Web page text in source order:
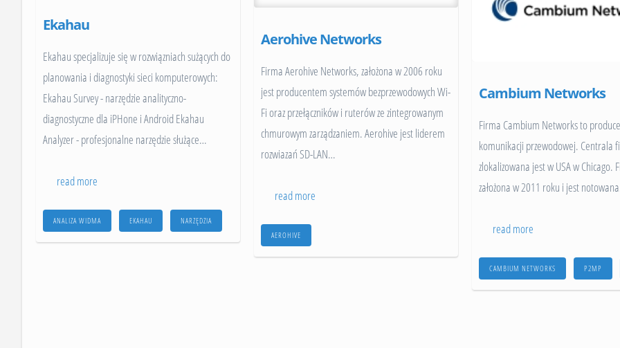
Aerohive Networks
Firma Aerohive Networks, założona w 2006 roku
jest producentem systemów bezprzewodowych Wi-
Fi oraz przełączników i ruterów ze zintegrowanym
chmurowym zarządzaniem. Aerohive jest liderem
rozwiazań SD-LAN…
read more
AEROHIVE
Ekahau
Ekahau specjalizuje się w rozwiązniach sużących do
planowania i diagnostyki sieci komputerowych:
Ekahau Survey - narzędzie analityczno-
diagnostyczne dla iPHone i Android Ekahau
Analyzer - profesjonalne narzędzie służące…
read more
ANALIZA WIDMA EKAHAU NARZĘDZIA
Cambium Networks
Firma Cambium Networks to
komunikacji przewodowej. Centrala
zlokalizowana jest w USA w Chicago.
założona w 2011 roku i jest notowana
read more
CAMBIUM NETWORKS P2MP